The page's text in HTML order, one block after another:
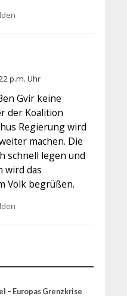
p.m. Uhr
Gvir keine
der Koalition
Regierung wird
machen. Die
schnell legen und
wird das
Volk begrüßen.
– Europas Grenzkrise